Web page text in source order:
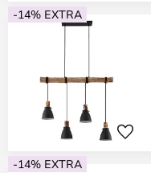
-14% EXTRA
-14% EXTRA